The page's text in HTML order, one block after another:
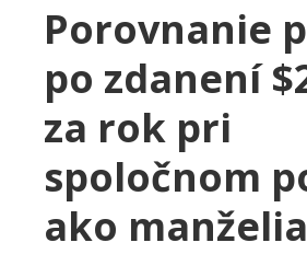
Porovnanie
po zdanení
za rok pri
spoločnom
ako manželia